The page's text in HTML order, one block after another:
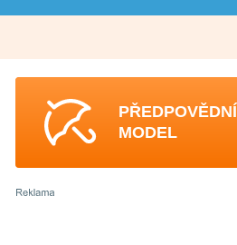
PŘEDPOVĚDNÍ
MODEL